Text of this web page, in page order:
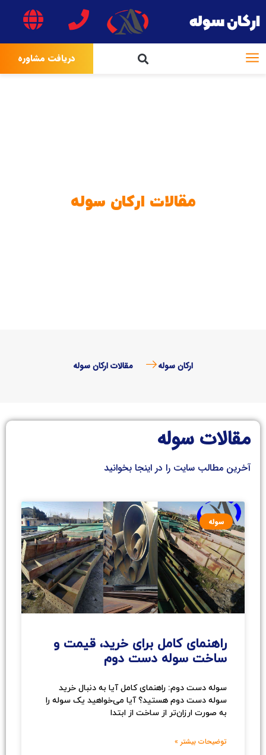
ارکان سوله
دریافت مشاوره
مقالات ارکان سوله
ارکان سوله مقالات ارکان سوله
مقالات سوله
آخرین مطالب سایت را در اینجا بخوانید
سوله
راهنمای کامل برای خرید، قیمت و
ساخت سوله دست دوم
سوله دست دوم: راهنمای کامل آیا به دنبال خرید
سوله دست دوم هستید؟ آیا می‌خواهید یک سوله را
به صورت ارزان‌تر از ساخت از ابتدا
توضیحات بیشتر »